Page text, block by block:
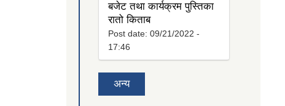
बजेट तथा कार्यक्रम पुस्तिका
रातो किताब
Post date: 09/21/2022 -
17:46
अन्य